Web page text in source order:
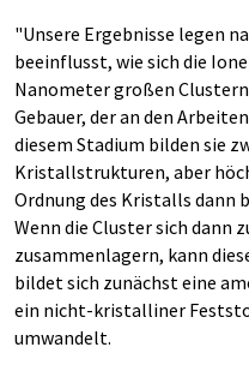
"Unsere Ergebnisse legen
beeinflusst, wie sich die
Nanometer großen
Gebauer, der an den
diesem Stadium bilden sie
Kristallstrukturen, aber
Ordnung des Kristalls dann
Wenn die Cluster sich dann
zusammenlagern, kann
bildet sich zunächst eine
ein nicht-kristalliner
umwandelt.